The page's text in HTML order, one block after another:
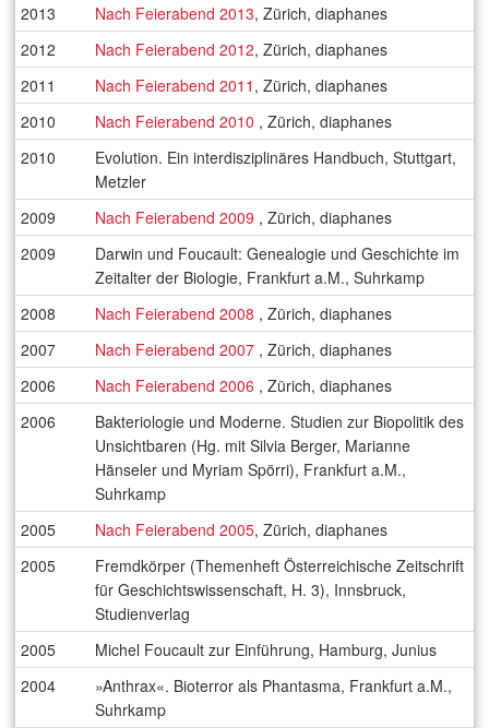
2013
Nach Feierabend 2013, Zürich, diaphanes
2012
Nach Feierabend 2012, Zürich, diaphanes
2011
Nach Feierabend 2011 , Zürich, diaphanes
2010
Nach Feierabend 2010 , Zürich, diaphanes
2010
Evolution. Ein interdisziplinäres Handbuch, Stuttgart,
Metzler
2009
Nach Feierabend 2009 , Zürich, diaphanes
2009
Darwin und Foucault: Genealogie und Geschichte im
Zeitalter der Biologie, Frankfurt a.M., Suhrkamp
2008
Nach Feierabend 2008 , Zürich, diaphanes
2007
Nach Feierabend 2007 , Zürich, diaphanes
2006
Nach Feierabend 2006 , Zürich, diaphanes
2006
Bakteriologie und Moderne. Studien zur Biopolitik des
Unsichtbaren (Hg. mit Silvia Berger, Marianne
Hänseler und Myriam Spörri), Frankfurt a.M.,
Suhrkamp
2005
Nach Feierabend 2005, Zürich, diaphanes
2005
Fremdkörper (Themenheft Österreichische Zeitschrift
für Geschichtswissenschaft, H. 3), Innsbruck,
Studienverlag
2005
Michel Foucault zur Einführung, Hamburg, Junius
2004
»Anthrax«. Bioterror als Phantasma, Frankfurt a.M.,
Suhrkamp